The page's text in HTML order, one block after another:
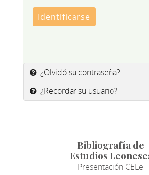
Identificarse
¿Olvidó su contraseña?
¿Recordar su usuario?
Bibliografía de
Estudios
Presentación CELe